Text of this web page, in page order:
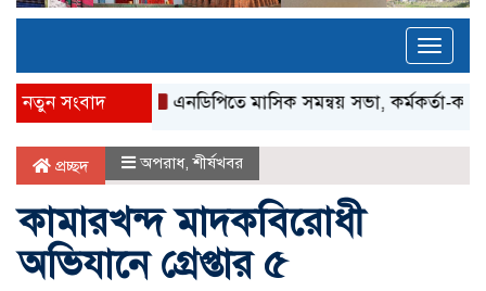
নতুন সংবাদ এনডিপিতে মাসিক সমন্বয় সভা, কর্মকর্তা-কর্মীদের
প্রচ্ছদ অপরাধ,শীর্ষখবর
কামারখন্দ মাদকবিরোধী
অভিযানে গ্রেপ্তার ৫